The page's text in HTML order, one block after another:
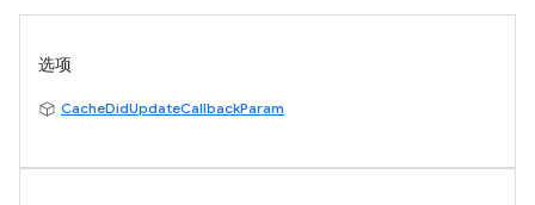
选项
CacheDidUpdateCallbackParam